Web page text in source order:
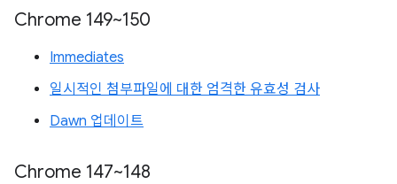
Chrome 149~150
Immediates
일시적인 첨부파일에 대한 엄격한 유효성 검사
Dawn 업데이트
Chrome 147~148